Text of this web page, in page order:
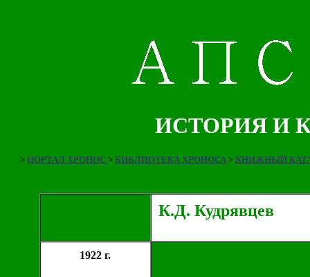
ИСТОРИЯ И
> ПОРТАЛ ХРОНОС > БИБЛИОТЕКА ХРОНОСА > КНИЖНЫЙ
К.Д. Кудрявцев
1922 г.